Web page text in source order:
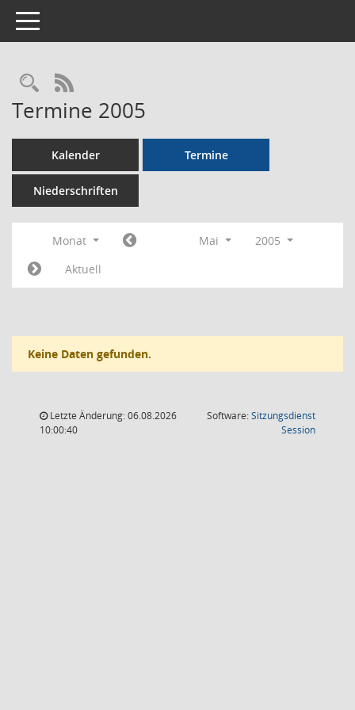
Toggle navigation
Rechercheauswahl
RSS-Feed
Termine 2005
Kalender Termine
Niederschriften
Monat Mai
2005
Aktuell
Keine Daten gefunden.
Letzte Änderung: 06.08.2026
10:00:40
Software:Sitzungsdienst
Session(Wird in